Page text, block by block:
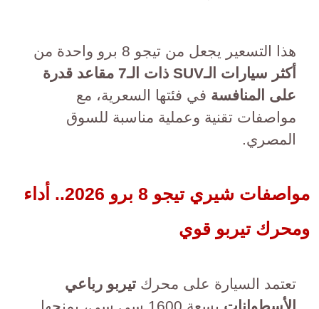
هذا التسعير يجعل من تيجو 8 برو واحدة من
أكثر سيارات الـSUV ذات الـ7 مقاعد قدرة
على المنافسة في فئتها السعرية، مع
مواصفات تقنية وعملية مناسبة للسوق
المصري.
مواصفات شيري تيجو 8 برو 2026.. أداء
ومحرك تيربو قوي
تعتمد السيارة على محرك تيربو رباعي
الأسطوانات
بسعة 1600 سي سي، يمنحها